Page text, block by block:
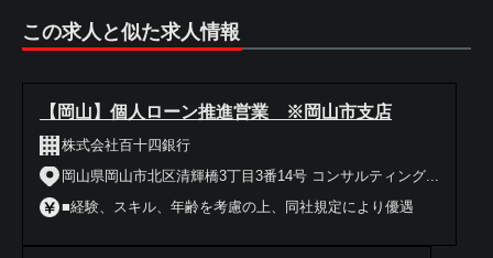
この求人と似た求人情報
【岡山】個人ローン推進営業 ※岡山市支店
株式会社百十四銀行
岡山県岡山市北区清輝橋3丁目3番14号 コンサルティング...
■経験、スキル、年齢を考慮の上、同社規定により優遇